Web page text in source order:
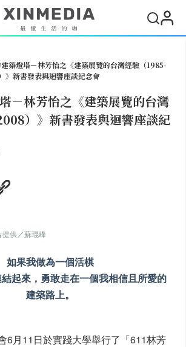
築燈塔－林芳怡之《建築展覽的台灣經驗（1985-
》新書發表與迴響座談紀念會
－林芳怡之《建築展覽的台灣
）》新書發表與迴響座談紀
供／蘇琨峰
如果我做為一個活棋
起來，勇敢走在一個我相信且所愛的
建築路上。
6月11日於實踐大學舉行了「611林芳